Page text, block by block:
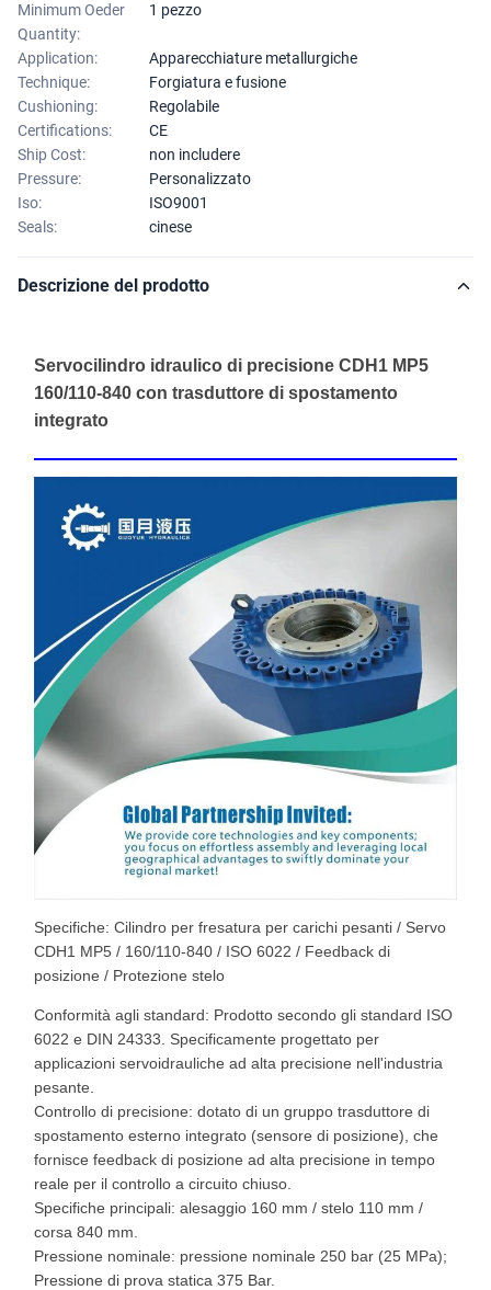
Minimum Oeder
Quantity:
1 pezzo
Application:
Apparecchiature metallurgiche
Technique:
Forgiatura e fusione
Cushioning:
Regolabile
Certifications:
CE
Ship Cost:
non includere
Pressure:
Personalizzato
Iso:
ISO9001
Seals:
cinese
Descrizione del prodotto
Servocilindro idraulico di precisione CDH1 MP5
160/110-840 con trasduttore di spostamento
integrato
Specifiche: Cilindro per fresatura per carichi pesanti / Servo
CDH1 MP5 / 160/110-840 / ISO 6022 / Feedback di
posizione / Protezione stelo
Conformità agli standard: Prodotto secondo gli standard ISO
6022 e DIN 24333. Specificamente progettato per
applicazioni servoidrauliche ad alta precisione nell'industria
pesante.
Controllo di precisione: dotato di un gruppo trasduttore di
spostamento esterno integrato (sensore di posizione), che
fornisce feedback di posizione ad alta precisione in tempo
reale per il controllo a circuito chiuso.
Specifiche principali: alesaggio 160 mm / stelo 110 mm /
corsa 840 mm.
Pressione nominale: pressione nominale 250 bar (25 MPa);
Pressione di prova statica 375 Bar.